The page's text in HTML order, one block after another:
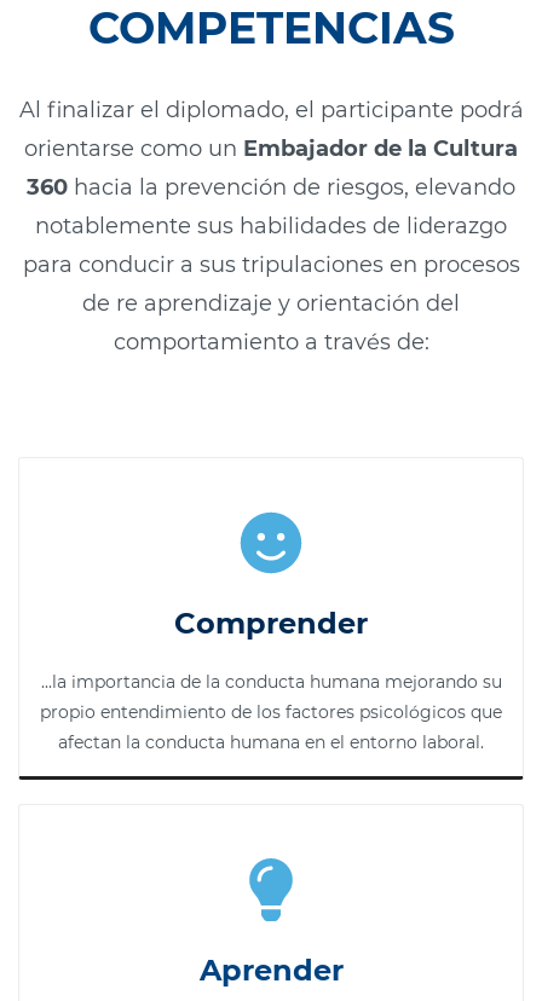
COMPETENCIAS
Al finalizar el diplomado, el participante podrá
orientarse como un Embajador de la Cultura
360 hacia la prevención de riesgos, elevando
notablemente sus habilidades de liderazgo
para conducir a sus tripulaciones en procesos
de re aprendizaje y orientación del
comportamiento a través de:
Comprender
...la importancia de la conducta humana mejorando su
propio entendimiento de los factores psicológicos que
afectan la conducta humana en el entorno laboral.
Aprender